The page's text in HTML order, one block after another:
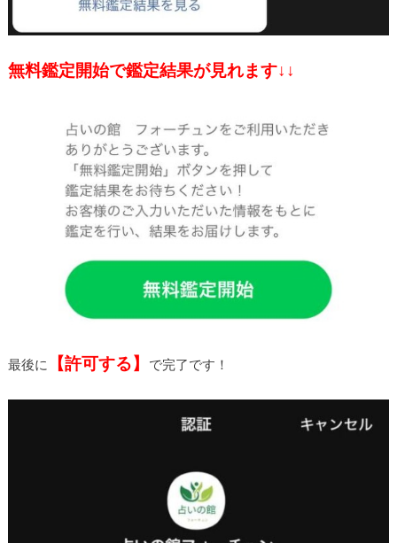
無料鑑定開始で鑑定結果が見れます↓↓
最後に 【許可する】 で完了です！